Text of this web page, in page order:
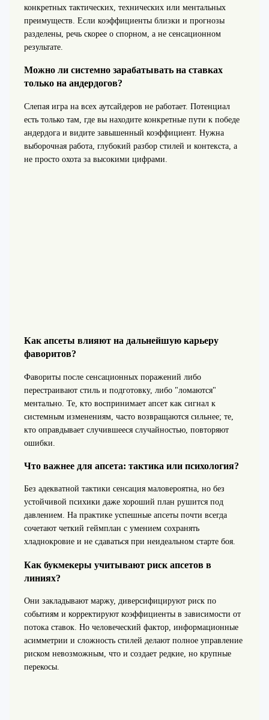
конкретных тактических, технических или ментальных
преимуществ. Если коэффициенты близки и прогнозы
разделены, речь скорее о спорном, а не сенсационном
результате.
Можно ли системно зарабатывать на ставках
только на андердогов?
Слепая игра на всех аутсайдеров не работает. Потенциал
есть только там, где вы находите конкретные пути к победе
андердога и видите завышенный коэффициент. Нужна
выборочная работа, глубокий разбор стилей и контекста, а
не просто охота за высокими цифрами.
Как апсеты влияют на дальнейшую карьеру
фаворитов?
Фавориты после сенсационных поражений либо
перестраивают стиль и подготовку, либо "ломаются"
ментально. Те, кто воспринимает апсет как сигнал к
системным изменениям, часто возвращаются сильнее; те,
кто оправдывает случившееся случайностью, повторяют
ошибки.
Что важнее для апсета: тактика или психология?
Без адекватной тактики сенсация маловероятна, но без
устойчивой психики даже хороший план рушится под
давлением. На практике успешные апсеты почти всегда
сочетают четкий геймплан с умением сохранять
хладнокровие и не сдаваться при неидеальном старте боя.
Как букмекеры учитывают риск апсетов в
линиях?
Они закладывают маржу, диверсифицируют риск по
событиям и корректируют коэффициенты в зависимости от
потока ставок. Но человеческий фактор, информационные
асимметрии и сложность стилей делают полное управление
риском невозможным, что и создает редкие, но крупные
перекосы.